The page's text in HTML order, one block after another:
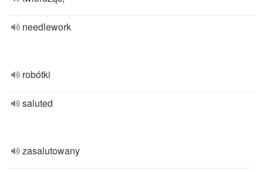
needlework
robótki
saluted
zasalutowany